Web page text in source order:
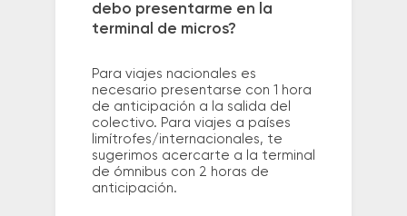
debo presentarme en la
terminal de micros?
Para viajes nacionales es
necesario presentarse con 1 hora
de anticipación a la salida del
colectivo. Para viajes a países
limítrofes/internacionales, te
sugerimos acercarte a la terminal
de ómnibus con 2 horas de
anticipación.